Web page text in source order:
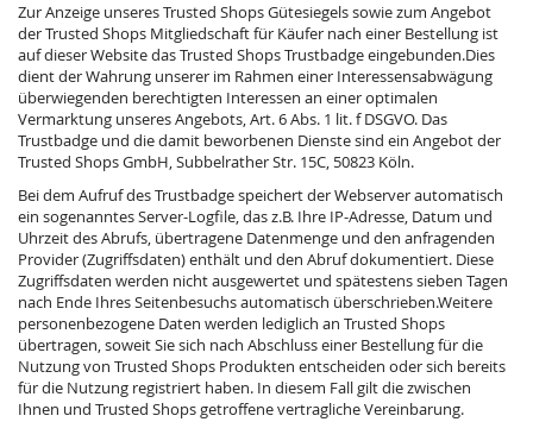
Zur Anzeige unseres Trusted Shops Gütesiegels sowie zum Angebot
der Trusted Shops Mitgliedschaft für Käufer nach einer Bestellung ist
auf dieser Website das Trusted Shops Trustbadge eingebunden.Dies
dient der Wahrung unserer im Rahmen einer Interessensabwägung
überwiegenden berechtigten Interessen an einer optimalen
Vermarktung unseres Angebots, Art. 6 Abs. 1 lit. f DSGVO. Das
Trustbadge und die damit beworbenen Dienste sind ein Angebot der
Trusted Shops GmbH, Subbelrather Str. 15C, 50823 Köln.
Bei dem Aufruf des Trustbadge speichert der Webserver automatisch
ein sogenanntes Server-Logfile, das z.B. Ihre IP-Adresse, Datum und
Uhrzeit des Abrufs, übertragene Datenmenge und den anfragenden
Provider (Zugriffsdaten) enthält und den Abruf dokumentiert. Diese
Zugriffsdaten werden nicht ausgewertet und spätestens sieben Tagen
nach Ende Ihres Seitenbesuchs automatisch überschrieben.Weitere
personenbezogene Daten werden lediglich an Trusted Shops
übertragen, soweit Sie sich nach Abschluss einer Bestellung für die
Nutzung von Trusted Shops Produkten entscheiden oder sich bereits
für die Nutzung registriert haben. In diesem Fall gilt die zwischen
Ihnen und Trusted Shops getroffene vertragliche Vereinbarung.